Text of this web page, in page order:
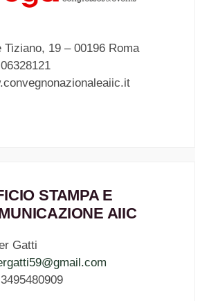
Tiziano, 19 – 00196 Roma
STAMPA E
AIIC
Gatti